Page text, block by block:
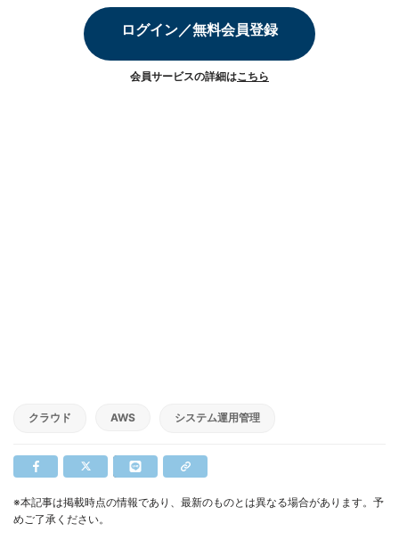
ログイン／無料会員登録
会員サービスの詳細はこちら
クラウド AWS システム運用管理
※本記事は掲載時点の情報であり、最新のものとは異なる場合があります。予
めご了承ください。